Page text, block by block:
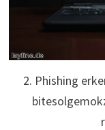
2. Phishing